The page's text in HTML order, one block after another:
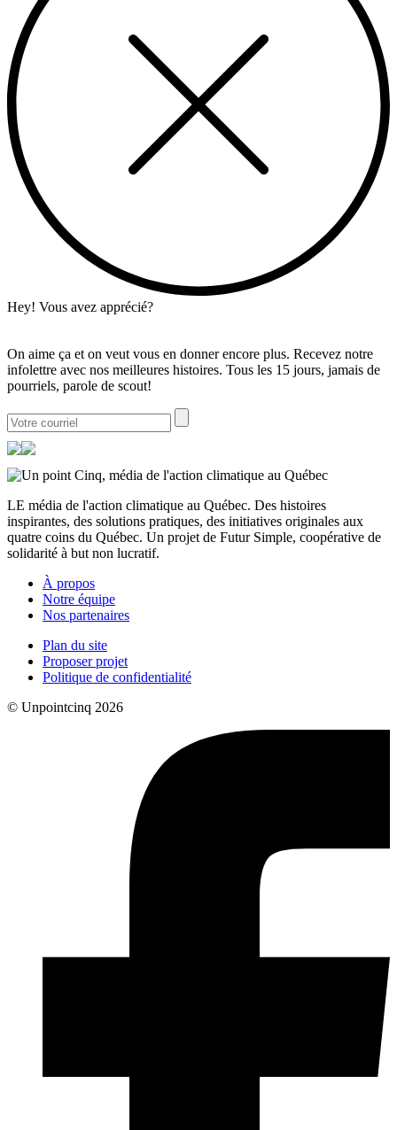
Hey! Vous avez apprécié?
On aime ça et on veut vous en donner encore plus. Recevez notre
infolettre avec nos meilleures histoires. Tous les 15 jours, jamais de
pourriels, parole de scout!
LE média de l'action climatique au Québec. Des histoires
inspirantes, des solutions pratiques, des initiatives originales aux
quatre coins du Québec. Un projet de Futur Simple, coopérative de
solidarité à but non lucratif.
À propos
Notre équipe
Nos partenaires
Plan du site
Proposer projet
Politique de confidentialité
© Unpointcinq 2026